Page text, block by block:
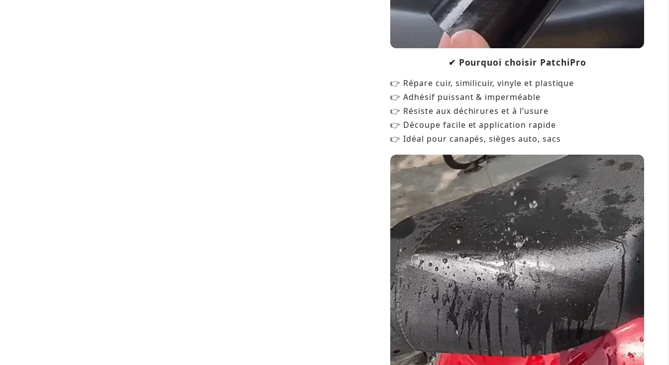
✔ Pourquoi choisir PatchiPro
👉 Répare cuir, similicuir, vinyle et plastique
👉 Adhésif puissant & imperméable
👉 Résiste aux déchirures et à l’usure
👉 Découpe facile et application rapide
👉 Idéal pour canapés, sièges auto, sacs